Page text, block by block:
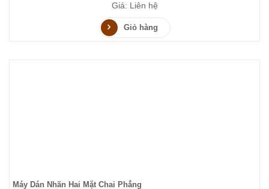
Giá: Liên hệ
Giỏ hàng
Máy Dán Nhãn Hai Mặt Chai Phẳng